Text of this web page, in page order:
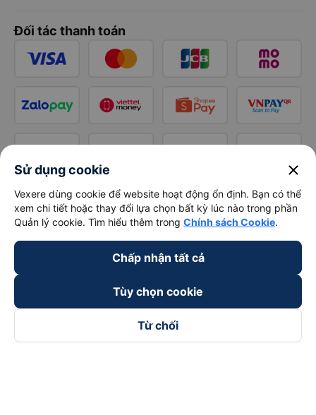
Đối tác thanh toán
Sử dụng cookie close
Vexere dùng cookie để website hoạt động ổn định. Bạn có thể
xem chi tiết hoặc thay đổi lựa chọn bất kỳ lúc nào trong phần
Quản lý cookie. Tìm hiểu thêm trong Chính sách Cookie.
Chấp nhận tất cả
Tùy chọn cookie
Từ chối